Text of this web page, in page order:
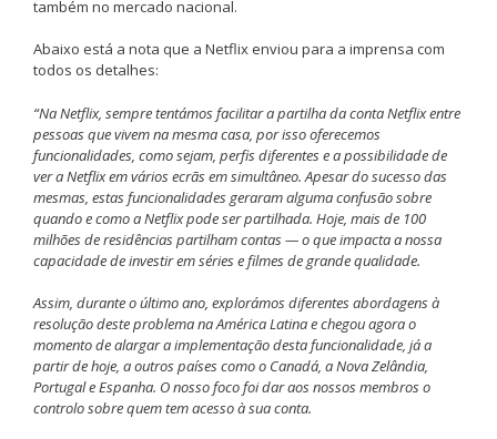
também no mercado nacional.
Abaixo está a nota que a Netflix enviou para a imprensa com
todos os detalhes:
“Na Netflix, sempre tentámos facilitar a partilha da conta Netflix entre
pessoas que vivem na mesma casa, por isso oferecemos
funcionalidades, como sejam, perfis diferentes e a possibilidade de
ver a Netflix em vários ecrãs em simultâneo. Apesar do sucesso das
mesmas, estas funcionalidades geraram alguma confusão sobre
quando e como a Netflix pode ser partilhada. Hoje, mais de 100
milhões de residências partilham contas — o que impacta a nossa
capacidade de investir em séries e filmes de grande qualidade.
Assim, durante o último ano, explorámos diferentes abordagens à
resolução deste problema na América Latina e chegou agora o
momento de alargar a implementação desta funcionalidade, já a
partir de hoje, a outros países como o Canadá, a Nova Zelândia,
Portugal e Espanha. O nosso foco foi dar aos nossos membros o
controlo sobre quem tem acesso à sua conta.